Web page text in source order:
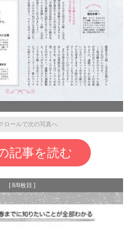
ロールで次の写真へ
記事を読む
[ 8/8枚目 ]